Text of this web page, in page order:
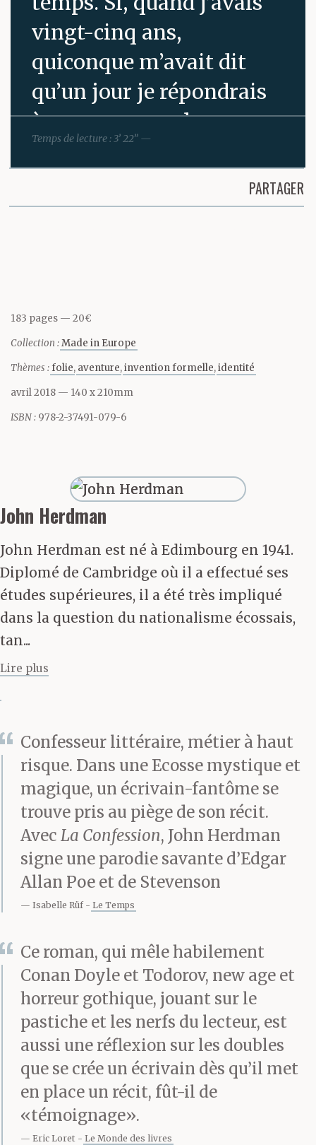
vingt-cinq ans,
quiconque m’avait dit
qu’un jour je répondrais
à une annonce de
rédacteur anonyme
motivé que par une
le ferai bel et bien, je
n’aurais jamais, j’en
suis sûr, embrassé la
carrière des lettres.
que révèle l’expérience,
une vérité
mélancolique, cette
tendance à faire à l’âge
de cinquante ans
maintes choses qui ne
comme on dit, est ainsi
faite.
Il n’y a rien de tel que la
nécessité pour rabaisser
l’amour-propre. Un
mieux balayer les rues
que compromettre son
intégrité. Mais, un jour,
quelqu’un vous
demande d’écrire une
critique. Rien de mal à
cela, surtout si vous êtes
Temps de lecture : 3’ 22” —
PARTAGER
183 pages 20€
Collection :Made in Europe
Thèmes :folie aventure invention formelle identité
avril 2018 — 140 x 210mm
ISBN : 978-2-37491-079-6
John Herdman
John Herdman est né à Edimbourg en 1941.
Diplomé de Cambridge où il a effectué ses
études supérieures, il a été très impliqué
dans la question du nationalisme écossais,
tan...
Lire plus
Confesseur littéraire, métier à haut
risque. Dans une Ecosse mystique et
magique, un écrivain-fantôme se
trouve pris au piège de son récit.
Avec La Confession, John Herdman
signe une parodie savante d’Edgar
Allan Poe et de Stevenson
Isabelle Rüf Le Temps
Ce roman, qui mêle habilement
Conan Doyle et Todorov, new age et
horreur gothique, jouant sur le
pastiche et les nerfs du lecteur, est
aussi une réflexion sur les doubles
que se crée un écrivain dès qu’il met
en place un récit, fût-il de
«témoignage».
Eric Loret Le Monde des livres